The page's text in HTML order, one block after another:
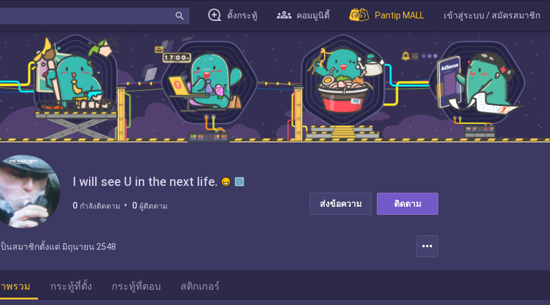
search ตั้งกระทู้ คอมมูนิตี้ Pantip MALL เข้าสู่ระบบ / สมัครสมาชิก
I will see U in the next life.
0 กำลังติดตาม 0 ผู้ติดตาม ส่งข้อความ ติดตาม
ป็นสมาชิกตั้งแต่ มิถุนายน 2548 more_horiz
พรวม กระทู้ที่ตั้ง กระทู้ที่ตอบ สติกเกอร์